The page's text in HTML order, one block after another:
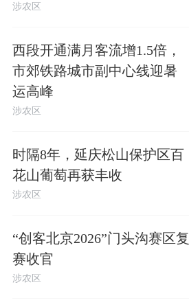
涉农区
西段开通满月客流增1.5倍，
市郊铁路城市副中心线迎暑
运高峰
涉农区
时隔8年，延庆松山保护区百
花山葡萄再获丰收
涉农区
“创客北京2026”门头沟赛区复
赛收官
涉农区